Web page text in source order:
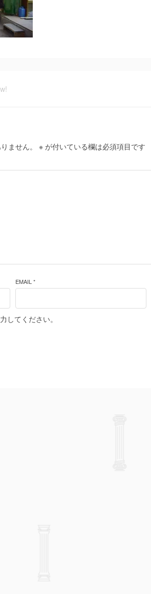
ません。 ※ が付いている欄は必須項目です
EMAIL *
してください。